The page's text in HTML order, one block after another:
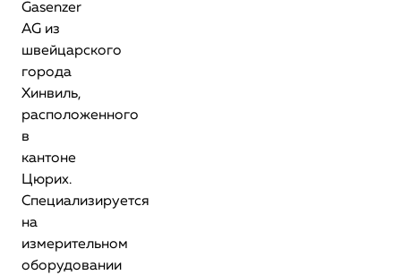
Gasenzer
AG из
швейцарского
города
Хинвиль,
расположенного
в
кантоне
Цюрих.
Специализируется
на
измерительном
оборудовании